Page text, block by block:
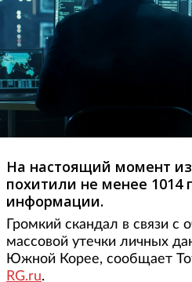
На настоящий момент
похитили не менее 1014
информации.
Громкий скандал в связи
массовой утечки личных
Южной Корее, сообщает
RG.ru.